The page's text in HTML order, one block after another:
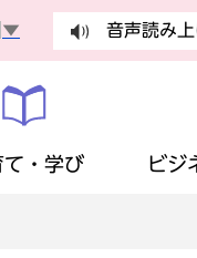
▼ 音声読み
て・学び ビジ